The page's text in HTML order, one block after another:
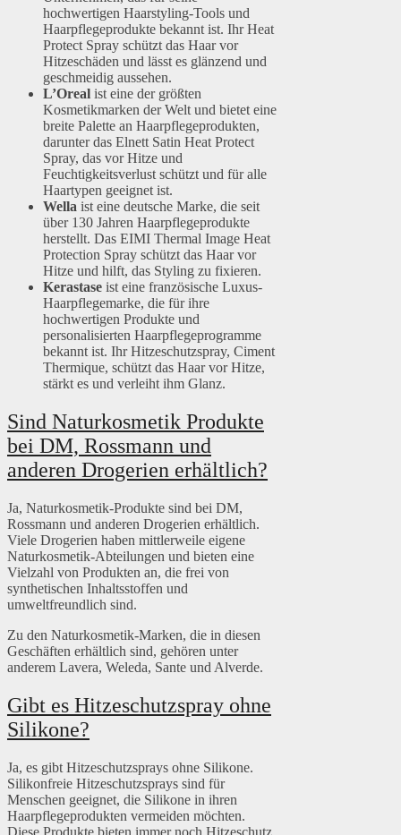
hochwertigen Haarstyling-Tools und
Haarpflegeprodukte bekannt ist. Ihr Heat
Protect Spray schützt das Haar vor
Hitzeschäden und lässt es glänzend und
geschmeidig aussehen.
L’Oreal ist eine der größten
Kosmetikmarken der Welt und bietet eine
breite Palette an Haarpflegeprodukten,
darunter das Elnett Satin Heat Protect
Spray, das vor Hitze und
Feuchtigkeitsverlust schützt und für alle
Haartypen geeignet ist.
Wella ist eine deutsche Marke, die seit
über 130 Jahren Haarpflegeprodukte
herstellt. Das EIMI Thermal Image Heat
Protection Spray schützt das Haar vor
Hitze und hilft, das Styling zu fixieren.
Kerastase ist eine französische Luxus-
Haarpflegemarke, die für ihre
hochwertigen Produkte und
personalisierten Haarpflegeprogramme
bekannt ist. Ihr Hitzeschutzspray, Ciment
Thermique, schützt das Haar vor Hitze,
stärkt es und verleiht ihm Glanz.
Sind Naturkosmetik Produkte
bei DM, Rossmann und
anderen Drogerien erhältlich?
Ja, Naturkosmetik-Produkte sind bei DM,
Rossmann und anderen Drogerien erhältlich.
Viele Drogerien haben mittlerweile eigene
Naturkosmetik-Abteilungen und bieten eine
Vielzahl von Produkten an, die frei von
synthetischen Inhaltsstoffen und
umweltfreundlich sind.
Zu den Naturkosmetik-Marken, die in diesen
Geschäften erhältlich sind, gehören unter
anderem Lavera, Weleda, Sante und Alverde.
Gibt es Hitzeschutzspray ohne
Silikone?
Ja, es gibt Hitzeschutzsprays ohne Silikone.
Silikonfreie Hitzeschutzsprays sind für
Menschen geeignet, die Silikone in ihren
Haarpflegeprodukten vermeiden möchten.
Diese Produkte bieten immer noch Hitzeschutz,